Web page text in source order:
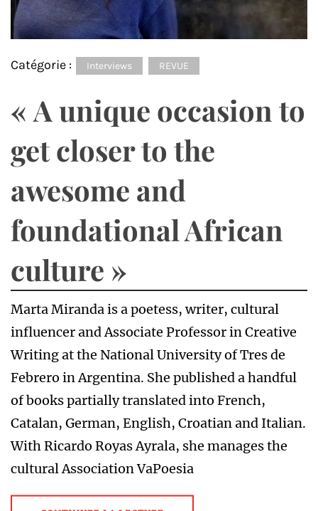
Catégorie : Interviews REVUE
« A unique occasion to
get closer to the
awesome and
foundational African
culture »
Marta Miranda is a poetess, writer, cultural
influencer and Associate Professor in Creative
Writing at the National University of Tres de
Febrero in Argentina. She published a handful
of books partially translated into French,
Catalan, German, English, Croatian and Italian.
With Ricardo Royas Ayrala, she manages the
cultural Association VaPoesia